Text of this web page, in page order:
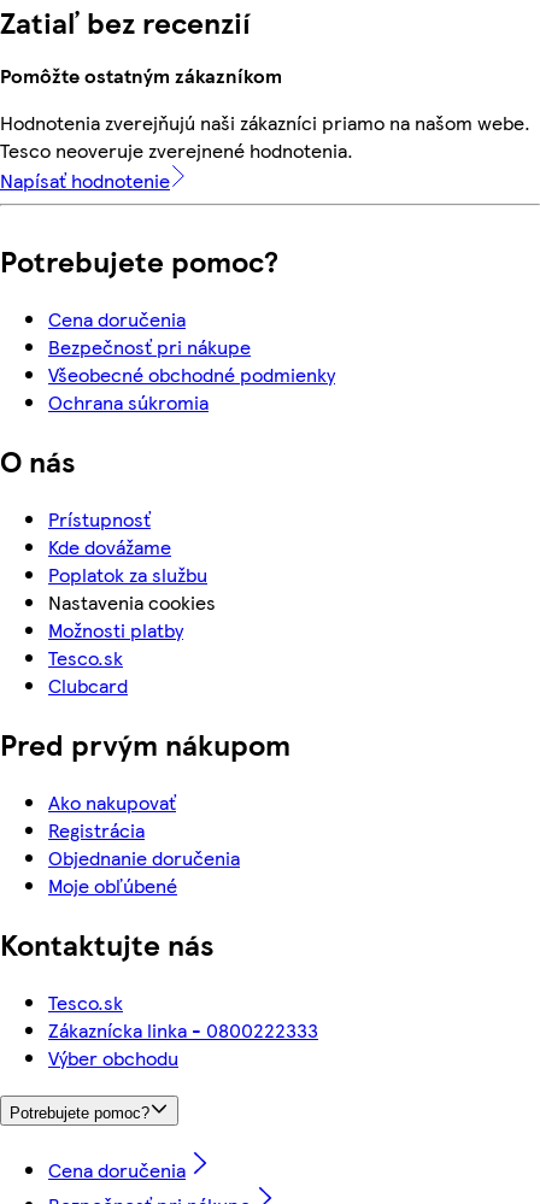
Zatiaľ bez recenzií
Pomôžte ostatným zákazníkom
Hodnotenia zverejňujú naši zákazníci priamo na našom webe.
Tesco neoveruje zverejnené hodnotenia.
Napísať hodnotenie
Potrebujete pomoc?
Cena doručenia
Bezpečnosť pri nákupe
Všeobecné obchodné podmienky
Ochrana súkromia
O nás
Prístupnosť
Kde dovážame
Poplatok za službu
Nastavenia cookies
Možnosti platby
Tesco.sk
Clubcard
Pred prvým nákupom
Ako nakupovať
Registrácia
Objednanie doručenia
Moje obľúbené
Kontaktujte nás
Tesco.sk
Zákaznícka linka - 0800222333
Výber obchodu
Potrebujete pomoc?
Cena doručenia